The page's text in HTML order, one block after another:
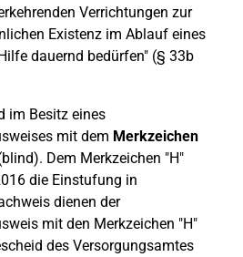
Verrichtungen zur
Existenz im Ablauf eines
dauernd bedürfen" (§ 33b
im Besitz eines
mit dem Merkzeichen
Dem Merkzeichen "H"
die Einstufung in
dienen der
mit den Merkzeichen "H"
des Versorgungsamtes